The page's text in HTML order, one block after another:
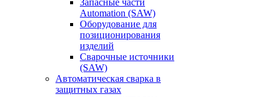
Запасные части
Automation (SAW)
Оборудование для
позиционирования
изделий
Сварочные источники
(SAW)
Автоматическая сварка в
защитных газах